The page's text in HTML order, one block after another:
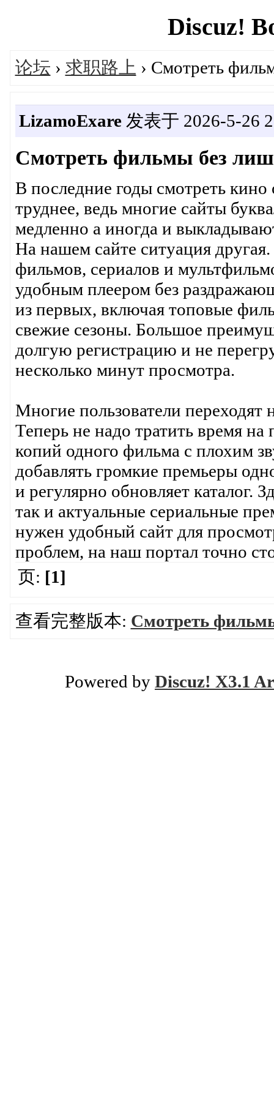
Discuz!
论坛 › 求职路上 › Смотреть
LizamoExare发表于 2026-5-26
Смотреть фильмы без
В последние годы смотреть кино
труднее, ведь многие сайты
медленно а иногда и
На нашем сайте ситуация
фильмов, сериалов и
удобным плеером без
из первых, включая топовые
свежие сезоны. Большое
долгую регистрацию и не
несколько минут просмотра.
Многие пользователи
Теперь не надо тратить время
копий одного фильма с плохим
добавлять громкие премьеры
и регулярно обновляет каталог.
так и актуальные сериальные
нужен удобный сайт для
проблем, на наш портал точно
页: [1]
查看完整版本: Смотреть
Powered by Discuz! X3.1